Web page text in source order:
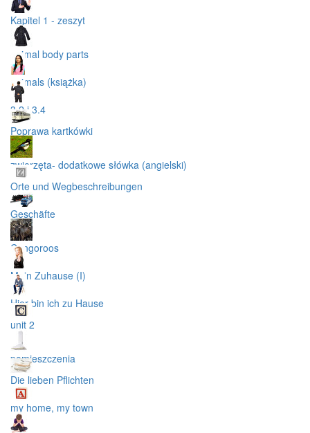
Kapitel 1 - zeszyt
animal body parts
animals (książka)
3.2 i 3.4
Poprawa kartkówki
zwierzęta- dodatkowe słówka (angielski)
Orte und Wegbeschreibungen
Geschäfte
Cangoroos
Mein Zuhause (I)
Hier bin ich zu Hause
unit 2
pomieszczenia
Die lieben Pflichten
my home, my town